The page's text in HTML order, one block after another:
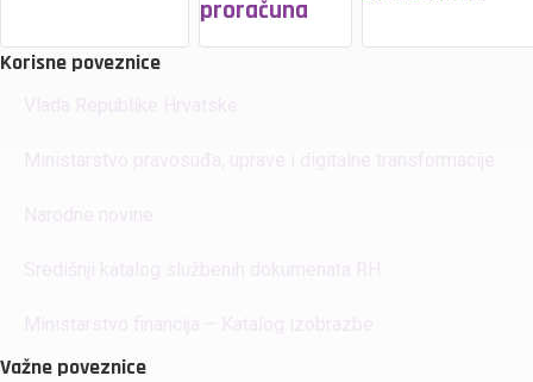
proračuna
Korisne poveznice
Važne poveznice